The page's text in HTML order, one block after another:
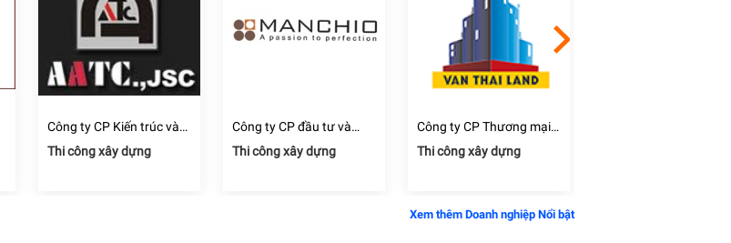
Công ty CP Kiến trúc và
bộ AATC
Thi công xây dựng
Công ty CP đầu tư và
Mới
Thi công xây dựng
Công ty CP Thương mại -
doanh Nhà Vạn Thái
Thi công xây dựng
Xem thêm Doanh nghiệp Nổi bật